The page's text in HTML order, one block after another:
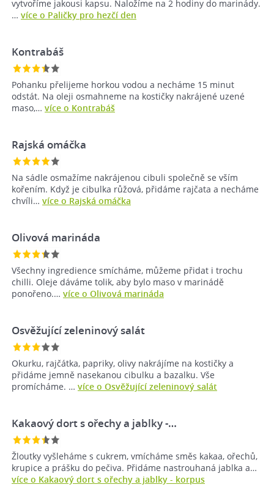
vytvoříme jakousi kapsu. Naložíme na 2 hodiny do marinády.
… více o Paličky pro hezčí den
Kontrabáš
Pohanku přelijeme horkou vodou a necháme 15 minut
odstát. Na oleji osmahneme na kostičky nakrájené uzené
maso,… více o Kontrabáš
Rajská omáčka
Na sádle osmažíme nakrájenou cibuli společně se vším
kořením. Když je cibulka růžová, přidáme rajčata a necháme
chvíli… více o Rajská omáčka
Olivová marináda
Všechny ingredience smícháme, můžeme přidat i trochu
chilli. Oleje dáváme tolik, aby bylo maso v marinádě
ponořeno.… více o Olivová marináda
Osvěžující zeleninový salát
Okurku, rajčátka, papriky, olivy nakrájíme na kostičky a
přidáme jemně nasekanou cibulku a bazalku. Vše
promícháme. … více o Osvěžující zeleninový salát
Kakaový dort s ořechy a jablky -…
Žloutky vyšleháme s cukrem, vmícháme směs kakaa, ořechů,
krupice a prášku do pečiva. Přidáme nastrouhaná jablka a…
více o Kakaový dort s ořechy a jablky - korpus